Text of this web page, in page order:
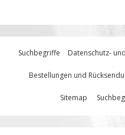
Suchbegriffe Datenschutz-
Bestellungen und
Sitemap